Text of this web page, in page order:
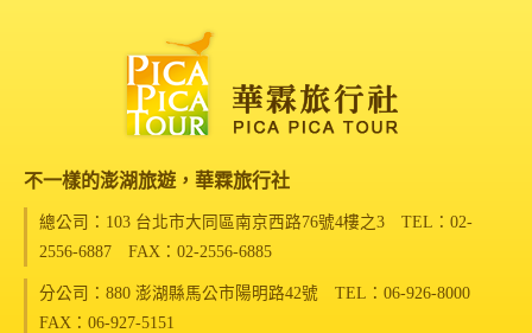
不一樣的澎湖旅遊，華霖旅行社
總公司：103 台北市大同區南京西路76號4樓之3 TEL：02-
2556-6887 FAX：02-2556-6885
分公司：880 澎湖縣馬公市陽明路42號 TEL：06-926-8000
FAX：06-927-5151